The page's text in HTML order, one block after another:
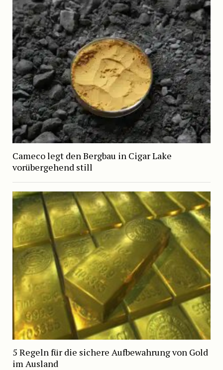
Cameco legt den Bergbau in Cigar Lake
vorübergehend still
5 Regeln für die sichere Aufbewahrung von Gold
im Ausland